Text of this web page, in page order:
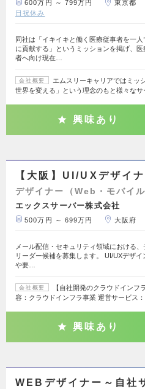
600万円 ～ 799万円 東京都
日祝休み
同社は「イキイキと働く医療従事者を一
に貢献する」というミッションを掲げ、
者へ向け現在…
会社概要
エムスリーキャリアではミッ
世界を変える」という理念のもと様々なサ
興味あり
【大阪】UI/UXデザイ
デザイナー（Web・モバイ
エックスサーバー株式会社
500万円 ～ 699万円 大阪府
メール配信・セキュリティ領域における
リーダー候補を募集します。 UI/UXデザイ
や要…
会社概要
【自社開発のクラウドインフ
容：クラウドインフラ事業 運営サービス
興味あり
WEBデザイナー～自社